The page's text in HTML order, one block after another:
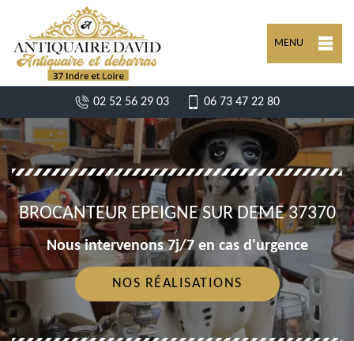
MENU
02 52 56 29 03 06 73 47 22 80
BROCANTEUR EPEIGNE SUR DEME 37370
Nous intervenons 7j/7 en cas d'urgence
NOS RÉALISATIONS